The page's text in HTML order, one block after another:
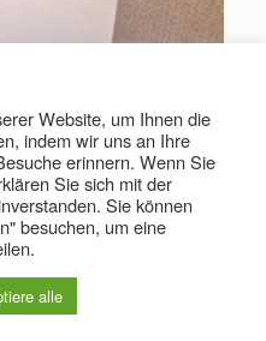
Website, um Ihnen die
indem wir uns an Ihre
erinnern. Wenn Sie
Sie sich mit der
Sie können
besuchen, um eine
alle